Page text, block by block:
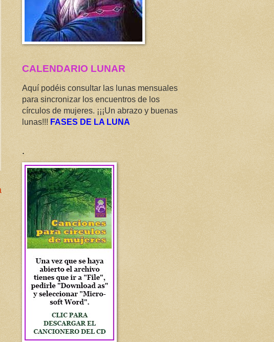
CALENDARIO LUNAR
Aquí podéis consultar las lunas mensuales
para sincronizar los encuentros de los
círculos de mujeres. ¡¡¡Un abrazo y buenas
lunas!!! FASES DE LA LUNA
.